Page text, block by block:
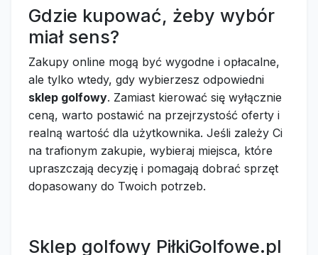
Gdzie kupować, żeby wybór
miał sens?
Zakupy online mogą być wygodne i opłacalne,
ale tylko wtedy, gdy wybierzesz odpowiedni
sklep golfowy. Zamiast kierować się wyłącznie
ceną, warto postawić na przejrzystość oferty i
realną wartość dla użytkownika. Jeśli zależy Ci
na trafionym zakupie, wybieraj miejsca, które
upraszczają decyzję i pomagają dobrać sprzęt
dopasowany do Twoich potrzeb.
Sklep golfowy PiłkiGolfowe.pl